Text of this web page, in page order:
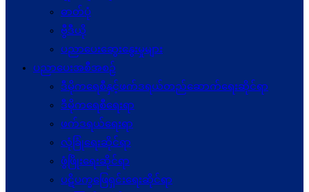
ဓာတ်ပုံ
ဗွီဒီယို
ပညာပေးဆွေးနွေးမှုများ
ပညာပေးအစီအစဉ်
ဒီမိုကရေစီနှင့်ဖက်ဒရယ်တည်ဆောက်ရေးဆိုင်ရာ
ဒီမိုကရေစီရေးရာ
ဖက်ဒရယ်ရေးရာ
လုံခြုံရေးဆိုင်ရာ
ဖွံဖြိုးရေးဆိုင်ရာ
ပဋိပက္ခ‌ဖြေရှင်းရေးဆိုင်ရာ